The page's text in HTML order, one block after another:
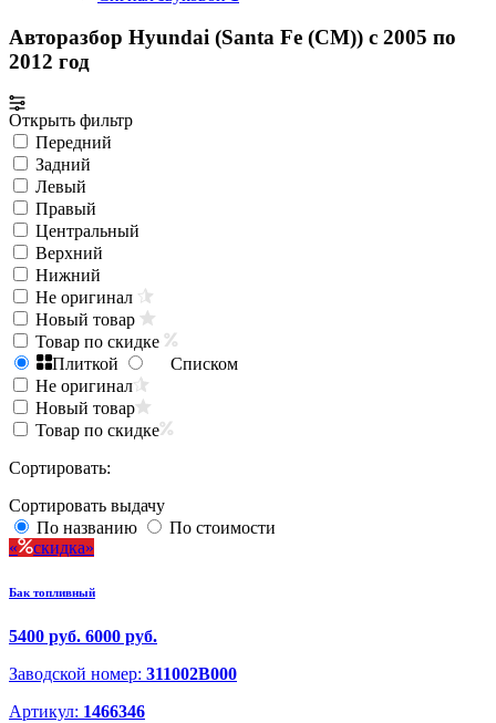
Авторазбор Hyundai (Santa Fe (CM)) с 2005 по
2012 год
Открыть фильтр
Передний
Задний
Левый
Правый
Центральный
Верхний
Нижний
Не оригинал
Новый товар
Товар по скидке
Плиткой
Списком
Не оригинал
Новый товар
Товар по скидке
Сортировать:
Сортировать выдачу
По названию
По стоимости
скидка
Бак топливный
5400 руб. 6000 руб.
Заводской номер: 311002B000
Артикул: 1466346